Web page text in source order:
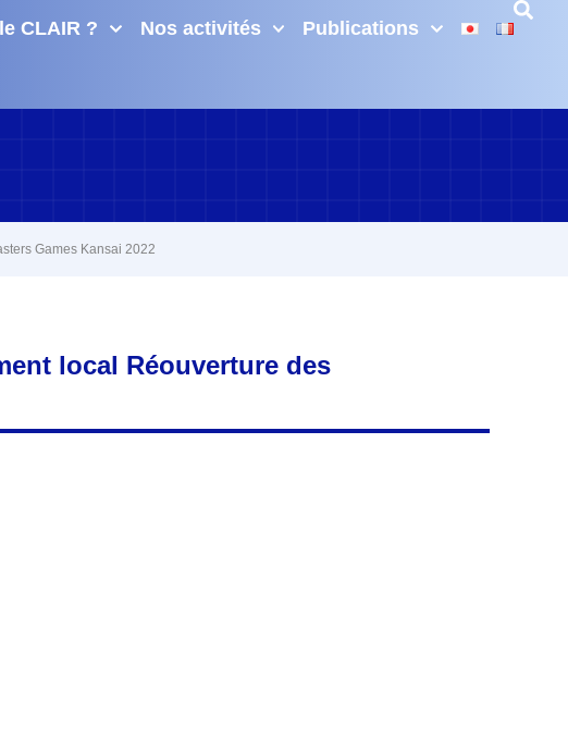
CLAIR ? Nos activités Publications
Games Kansai 2022
local Réouverture des